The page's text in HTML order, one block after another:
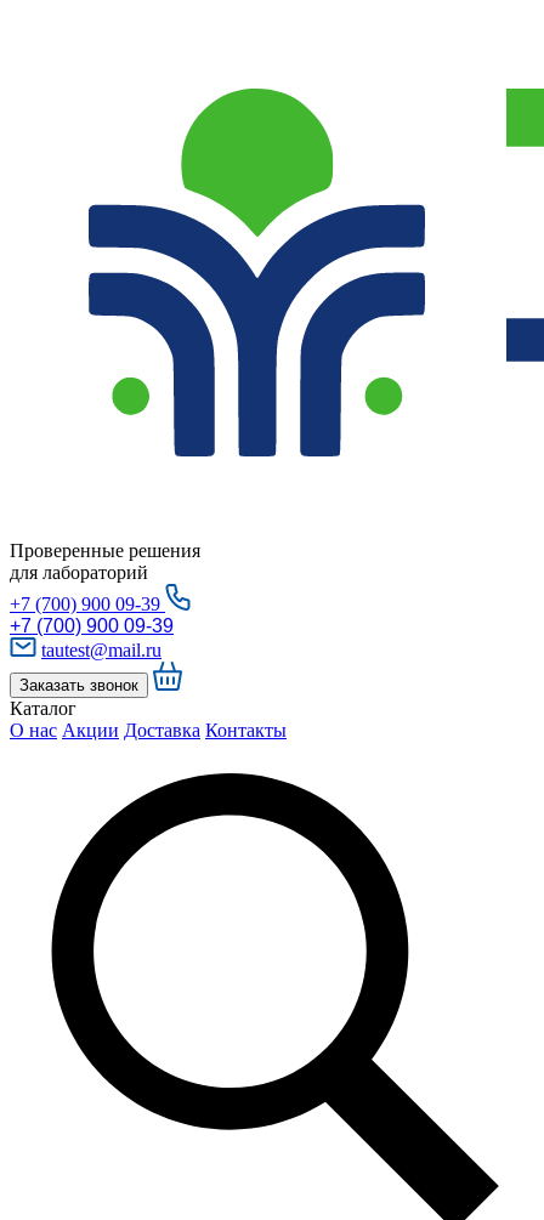
Проверенные решения
для лабораторий
+7 (700) 900 09-39
+7 (700) 900 09-39
tautest@mail.ru
Заказать звонок
Каталог
О нас Акции Доставка Контакты